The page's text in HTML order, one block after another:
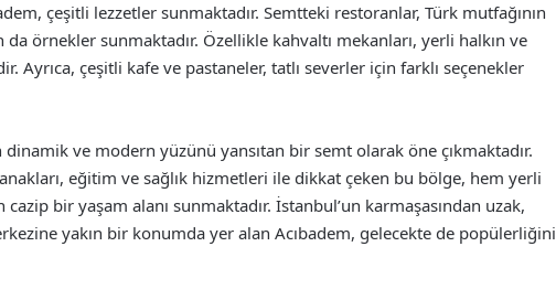
çeşitli lezzetler sunmaktadır. Semtteki restoranlar, Türk mutfağının
da örnekler sunmaktadır. Özellikle kahvaltı mekanları, yerli halkın ve
Ayrıca, çeşitli kafe ve pastaneler, tatlı severler için farklı seçenekler
dinamik ve modern yüzünü yansıtan bir semt olarak öne çıkmaktadır.
eğitim ve sağlık hizmetleri ile dikkat çeken bu bölge, hem yerli
bir yaşam alanı sunmaktadır. İstanbul’un karmaşasından uzak,
yakın bir konumda yer alan Acıbadem, gelecekte de popülerliğini